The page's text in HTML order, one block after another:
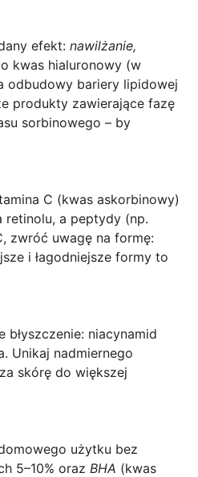
efekt: nawilżanie,
kwas hialuronowy (w
odbudowy bariery lipidowej
produkty zawierające fazę
sorbinowego – by
C (kwas askorbinowy)
retinolu, a peptydy (np.
zwróć uwagę na formę:
i łagodniejsze formy to
błyszczenie: niacynamid
Unikaj nadmiernego
skórę do większej
użytku bez
5–10% oraz BHA (kwas